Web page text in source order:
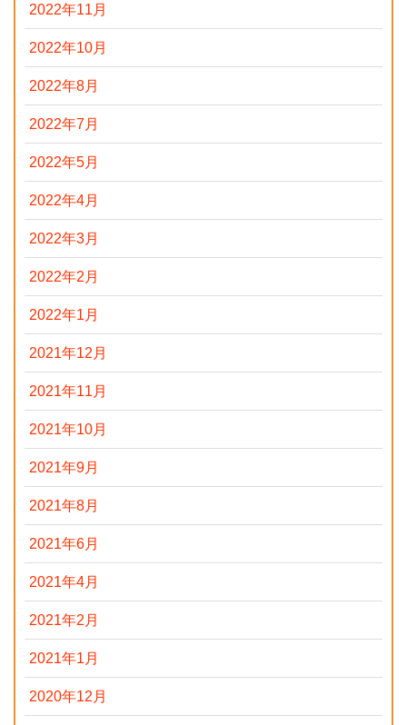
2022年11月
2022年10月
2022年8月
2022年7月
2022年5月
2022年4月
2022年3月
2022年2月
2022年1月
2021年12月
2021年11月
2021年10月
2021年9月
2021年8月
2021年6月
2021年4月
2021年2月
2021年1月
2020年12月